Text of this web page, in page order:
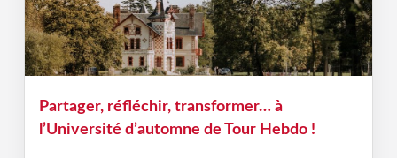
Partager, réfléchir, transformer… à
l’Université d’automne de Tour Hebdo !